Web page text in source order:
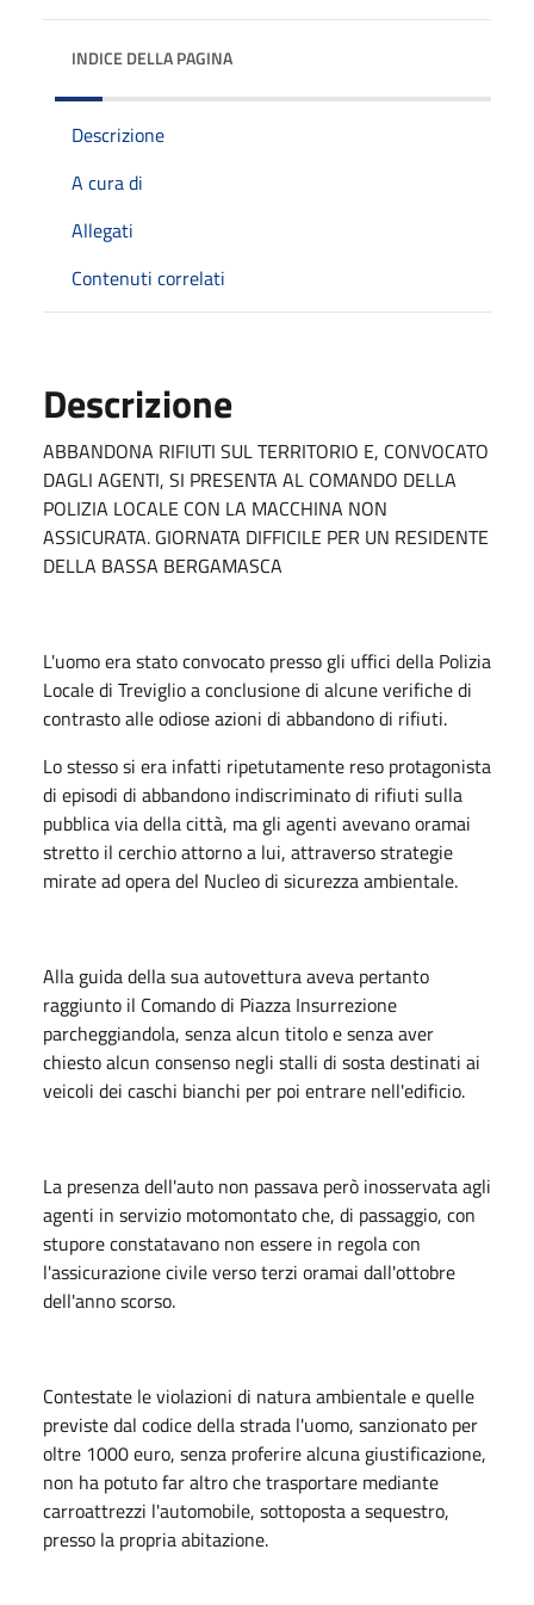
INDICE DELLA PAGINA
Descrizione
A cura di
Allegati
Contenuti correlati
Descrizione
ABBANDONA RIFIUTI SUL TERRITORIO E, CONVOCATO
DAGLI AGENTI, SI PRESENTA AL COMANDO DELLA
POLIZIA LOCALE CON LA MACCHINA NON
ASSICURATA. GIORNATA DIFFICILE PER UN RESIDENTE
DELLA BASSA BERGAMASCA
L'uomo era stato convocato presso gli uffici della Polizia
Locale di Treviglio a conclusione di alcune verifiche di
contrasto alle odiose azioni di abbandono di rifiuti.
Lo stesso si era infatti ripetutamente reso protagonista
di episodi di abbandono indiscriminato di rifiuti sulla
pubblica via della città, ma gli agenti avevano oramai
stretto il cerchio attorno a lui, attraverso strategie
mirate ad opera del Nucleo di sicurezza ambientale.
Alla guida della sua autovettura aveva pertanto
raggiunto il Comando di Piazza Insurrezione
parcheggiandola, senza alcun titolo e senza aver
chiesto alcun consenso negli stalli di sosta destinati ai
veicoli dei caschi bianchi per poi entrare nell'edificio.
La presenza dell'auto non passava però inosservata agli
agenti in servizio motomontato che, di passaggio, con
stupore constatavano non essere in regola con
l'assicurazione civile verso terzi oramai dall'ottobre
dell'anno scorso.
Contestate le violazioni di natura ambientale e quelle
previste dal codice della strada l'uomo, sanzionato per
oltre 1000 euro, senza proferire alcuna giustificazione,
non ha potuto far altro che trasportare mediante
carroattrezzi l'automobile, sottoposta a sequestro,
presso la propria abitazione.